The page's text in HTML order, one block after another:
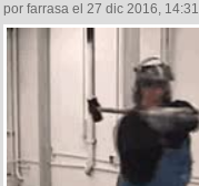
por farrasa el 27 dic 2016, 14:31